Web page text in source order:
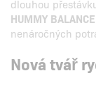
dlouhou
HUMMY
nenáročných
Nová tvář